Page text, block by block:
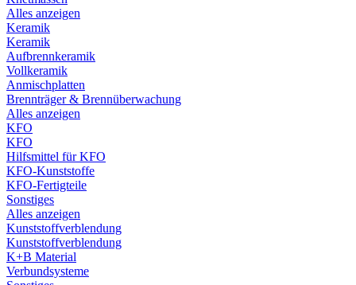
Alles anzeigen
Keramik
Keramik
Aufbrennkeramik
Vollkeramik
Anmischplatten
Brennträger & Brennüberwachung
Alles anzeigen
KFO
KFO
Hilfsmittel für KFO
KFO-Kunststoffe
KFO-Fertigteile
Sonstiges
Alles anzeigen
Kunststoffverblendung
Kunststoffverblendung
K+B Material
Verbundsysteme